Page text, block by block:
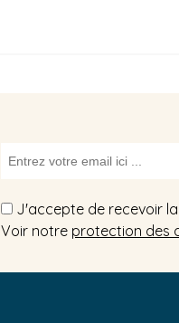
J'accepte de recevoir
Voir notre protection des